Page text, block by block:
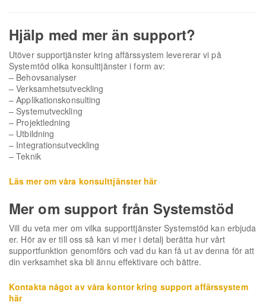
Hjälp med mer än support?
Utöver supportjänster kring affärssystem levererar vi på
Systemtöd olika konsulttjänster i form av:
– Behovsanalyser
– Verksamhetsutveckling
– Applikationskonsulting
– Systemutveckling
– Projektledning
– Utbildning
– Integrationsutveckling
– Teknik
Läs mer om våra konsulttjänster här
Mer om support från Systemstöd
Vill du veta mer om vilka supporttjänster Systemstöd kan erbjuda
er. Hör av er till oss så kan vi mer i detalj berätta hur vårt
supportfunktion genomförs och vad du kan få ut av denna för att
din verksamhet ska bli ännu effektivare och bättre.
Kontakta något av våra kontor kring support affärssystem
här